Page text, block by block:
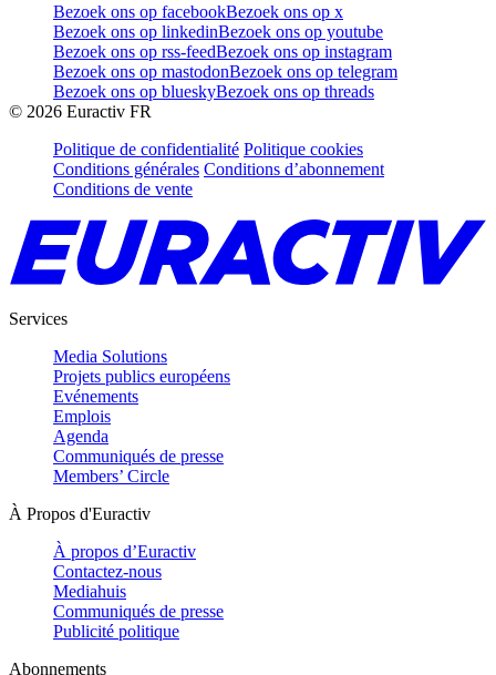
Bezoek ons op facebookBezoek ons op x
Bezoek ons op linkedinBezoek ons op youtube
Bezoek ons op rss-feedBezoek ons op instagram
Bezoek ons op mastodonBezoek ons op telegram
Bezoek ons op blueskyBezoek ons op threads
© 2026 Euractiv FR
Politique de confidentialité Politique cookies
Conditions générales Conditions d’abonnement
Conditions de vente
Services
Media Solutions
Projets publics européens
Evénements
Emplois
Agenda
Communiqués de presse
Members’ Circle
À Propos d'Euractiv
À propos d’Euractiv
Contactez-nous
Mediahuis
Communiqués de presse
Publicité politique
Abonnements